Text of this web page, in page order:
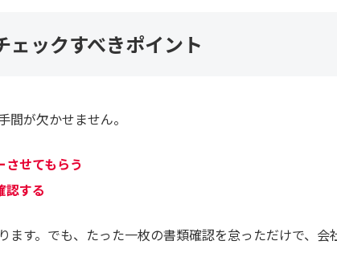
ックすべきポイント
が欠かせません。
せてもらう
認する
ます。でも、たった一枚の書類確認を怠っただけで、